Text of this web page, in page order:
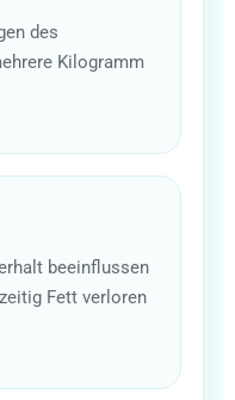
des
Kilogramm
beeinflussen
Fett verloren